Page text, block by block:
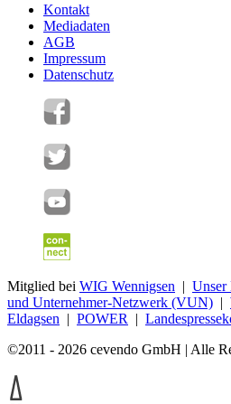
Kontakt
Mediadaten
AGB
Impressum
Datenschutz
Mitglied bei WIG Wennigsen | Unser
und Unternehmer-Netzwerk (VUN) |
Eldagsen | POWER |
©2011 - 2026 cevendo GmbH | Alle